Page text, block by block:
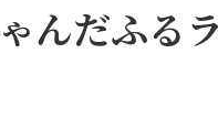
んだふる